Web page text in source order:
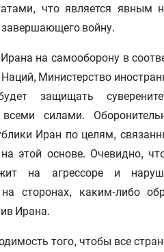
что является явным
войну.
на самооборону в
Министерство
защищать
всеми силами.
Иран по целям,
этой основе. Очевидно,
на агрессоре и
сторонах, каким-либо
Ирана.
того, чтобы все